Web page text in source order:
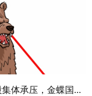
体承压，金蝶国际